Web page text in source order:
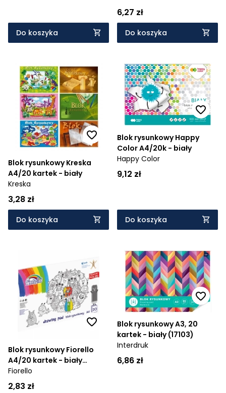
Do koszyka
6,27 zł
Do koszyka
Blok rysunkowy Kreska
A4/20 kartek - biały
Kreska
3,28 zł
Do koszyka
Blok rysunkowy Happy
Color A4/20k - biały
Happy Color
9,12 zł
Do koszyka
Blok rysunkowy Fiorello
A4/20 kartek - biały
(341568)
Fiorello
2,83 zł
Blok rysunkowy A3, 20
kartek - biały (17103)
Interdruk
6,86 zł